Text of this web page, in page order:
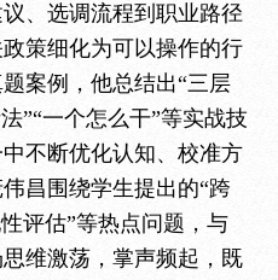
、选调流程到职业路径
策细化为可以操作的行
案例，他总结出“三层
”“一个怎么干”等实战技
不断优化认知、校准方
昌围绕学生提出的“跨
评估”等热点问题，与
维激荡，掌声频起，既